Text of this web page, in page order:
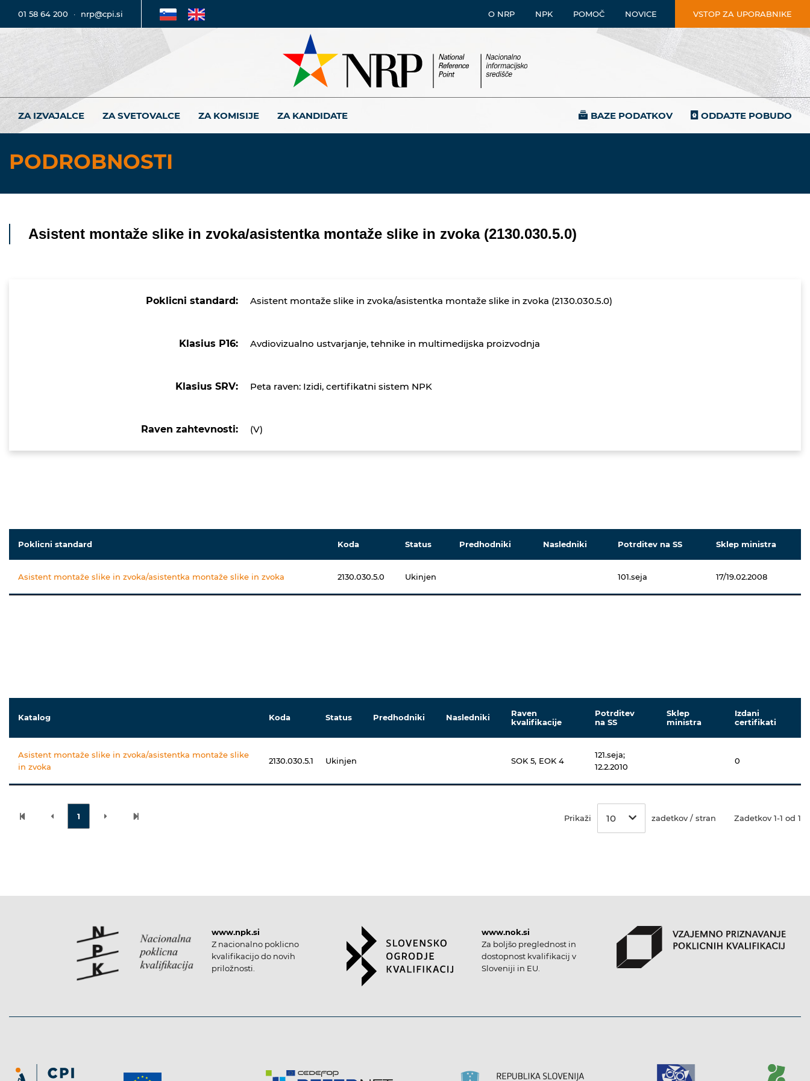
01 58 64 200 · nrp@cpi.si O NRP NPK POMOČ NOVICE VSTOP ZA UPORABNIKE
ZA IZVAJALCE ZA SVETOVALCE ZA KOMISIJE ZA KANDIDATE BAZE PODATKOV ODDAJTE POBUDO
PODROBNOSTI
Asistent montaže slike in zvoka/asistentka montaže slike in zvoka (2130.030.5.0)
Poklicni standard: Asistent montaže slike in zvoka/asistentka montaže slike in zvoka (2130.030.5.0)
Klasius P16: Avdiovizualno ustvarjanje, tehnike in multimedijska proizvodnja
Klasius SRV: Peta raven: Izidi, certifikatni sistem NPK
Raven zahtevnosti: (V)
Poklicni standard Koda Status Predhodniki Nasledniki Potrditev na SS Sklep ministra
Asistent montaže slike in zvoka/asistentka montaže slike in zvoka 2130.030.5.0 Ukinjen 101.seja 17/19.02.2008
Katalog Koda Status Predhodniki Nasledniki
Raven
kvalifikacije
Potrditev
na SS
Sklep
ministra
Izdani
certifikati
Asistent montaže slike in zvoka/asistentka montaže slike
in zvoka
2130.030.5.1 Ukinjen SOK 5, EOK 4
121.seja;
12.2.2010
0
1 Prikaži 10 zadetkov / stran Zadetkov 1-1 od 1
www.npk.si
Z nacionalno poklicno
kvalifikacijo do novih
priložnosti.
www.nok.si
Za boljšo preglednost in
dostopnost kvalifikacij v
Sloveniji in EU.